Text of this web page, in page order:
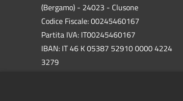
(Bergamo) - 24023 - Clusone
Codice Fiscale: 00245460167
Partita IVA: IT00245460167
IBAN: IT 46 K 05387 52910 0000 4224
3279